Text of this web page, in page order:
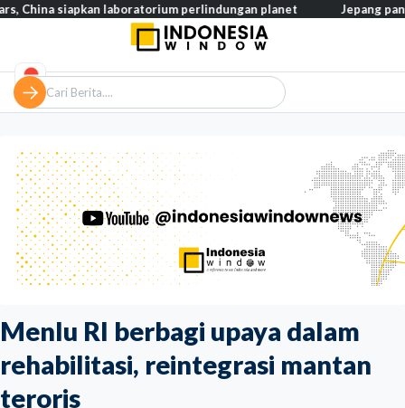
Menlu RI berbagi upaya dalam
rehabilitasi, reintegrasi mantan
teroris
laboratorium perlindungan planet Jepang pangkas